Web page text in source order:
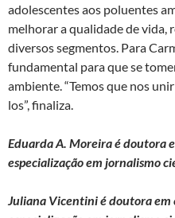
adolescentes aos poluentes
melhorar a qualidade de vida,
diversos segmentos. Para
fundamental para que se
ambiente. “Temos que nos
los”, finaliza.
Eduarda A. Moreiraé doutora
especialização em jornalismo
Juliana Vicentinié doutora em